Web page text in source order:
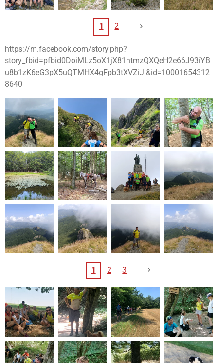
1 2
https://m.facebook.com/story.php?
story_fbid=pfbid0DoiMLz5oX1jX81htmzQXQeH2e66J93iYB
u8b1zK6eG3pX5uQTMHX4gFpb3tXVZiJl&id=10001654312
8640
1 2 3